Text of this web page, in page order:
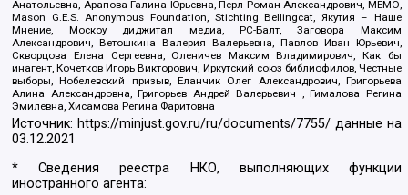
Анатольевна, Арапова Галина Юрьевна, Перл Роман Александрович, МЕМО,
Mason G.E.S. Anonymous Foundation, Stichting Bellingcat, Якутия – Наше
Мнение, Москоу диджитал медиа, РС-Балт, Заговора Максим
Александрович, Ветошкина Валерия Валерьевна, Павлов Иван Юрьевич,
Скворцова Елена Сергеевна, Оленичев Максим Владимирович, Как бы
инагент, Кочетков Игорь Викторович, Иркутский союз библиофилов, Честные
выборы, Нобелевский призыв, Еланчик Олег Александрович, Григорьева
Алина Александровна, Григорьев Андрей Валерьевич , Гималова Регина
Эмилевна, Хисамова Регина Фаритовна
Источник: https://minjust.gov.ru/ru/documents/7755/ данные на
03.12.2021
* Сведения реестра НКО, выполняющих функции
иностранного агента: